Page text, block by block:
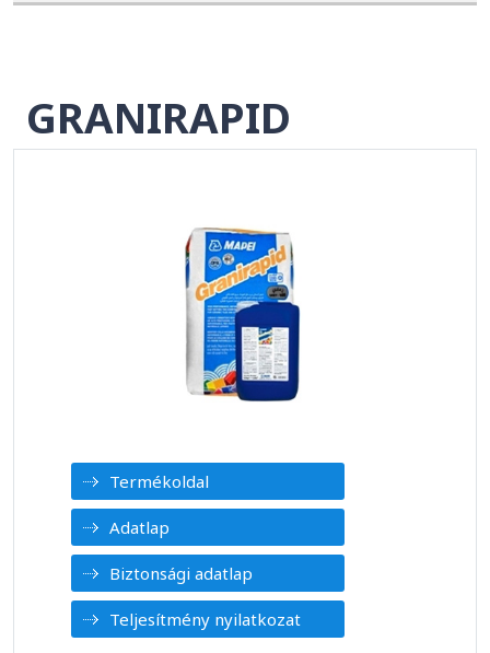
GRANIRAPID
Termékoldal
Adatlap
Biztonsági adatlap
Teljesítmény nyilatkozat